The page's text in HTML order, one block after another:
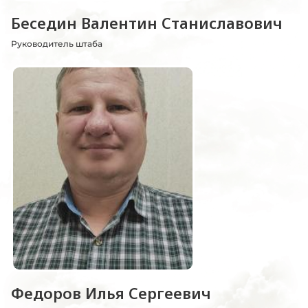
Беседин Валентин Станиславович
Руководитель штаба
Федоров Илья Сергеевич